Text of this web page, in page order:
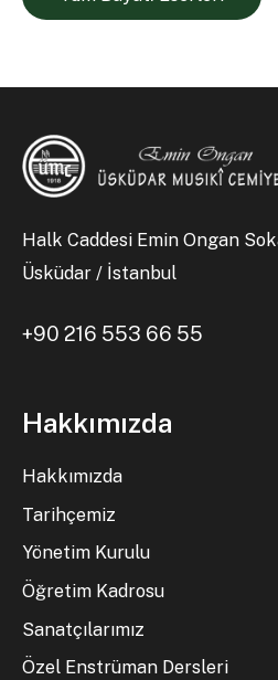
Halk Caddesi Emin Ongan
Üsküdar / İstanbul
+90 216 553 66 55
Hakkımızda
Hakkımızda
Tarihçemiz
Yönetim Kurulu
Öğretim Kadrosu
Sanatçılarımız
Özel Enstrüman Dersleri